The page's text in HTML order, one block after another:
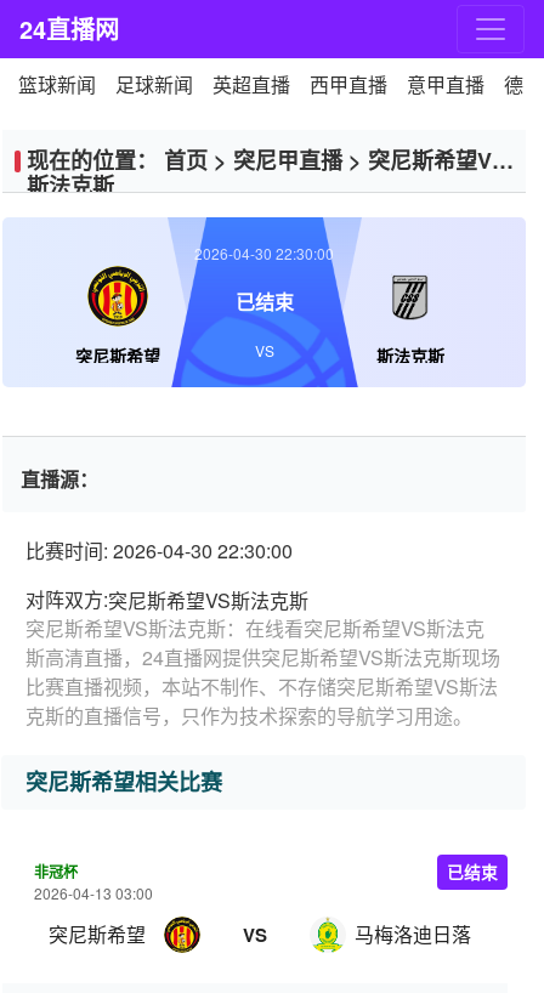
24直播网
篮球新闻 足球新闻 英超直播 西甲直播 意甲直播 德
现在的位置： 首页 > 突尼甲直播> 突尼斯希望VS
斯法克斯
突尼斯希望 斯法克斯
2026-04-30 22:30:00
已结束
VS
直播源：
比赛时间: 2026-04-30 22:30:00
对阵双方:突尼斯希望VS斯法克斯
突尼斯希望VS斯法克斯：在线看突尼斯希望VS斯法克
斯高清直播，24直播网提供突尼斯希望VS斯法克斯现场
比赛直播视频，本站不制作、不存储突尼斯希望VS斯法
克斯的直播信号，只作为技术探索的导航学习用途。
突尼斯希望相关比赛
非冠杯
2026-04-13 03:00
突尼斯希望 VS 马梅洛迪日落
已结束